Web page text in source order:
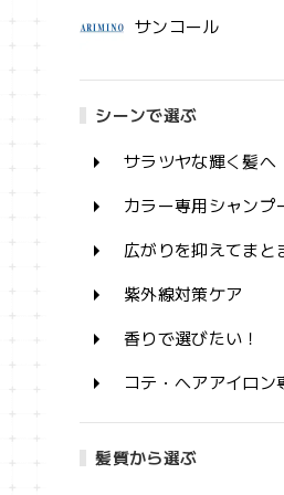
サンコール
シーンで選ぶ
サラツヤな輝く髪へ
カラー専用シャンプ
広がりを抑えてまと
紫外線対策ケア
香りで選びたい！
コテ・ヘアアイロン
髪質から選ぶ